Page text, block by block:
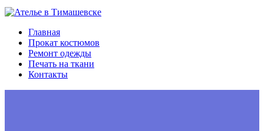
Главная
Прокат костюмов
Ремонт одежды
Печать на ткани
Контакты